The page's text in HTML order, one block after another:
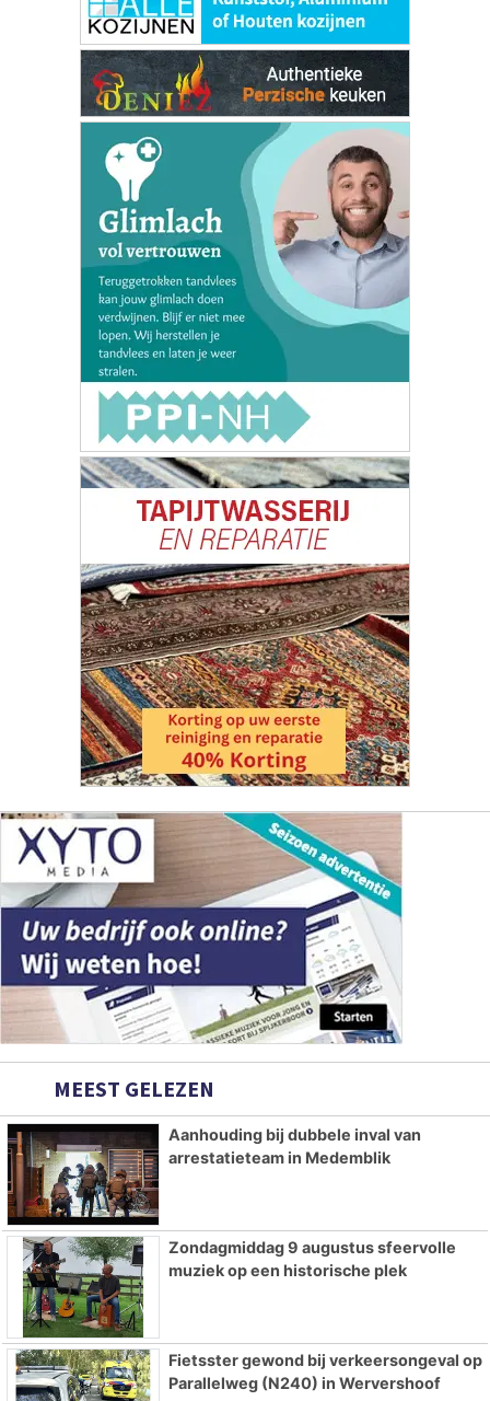
MEEST GELEZEN
Aanhouding bij dubbele inval van
arrestatieteam in Medemblik
Zondagmiddag 9 augustus sfeervolle
muziek op een historische plek
Fietsster gewond bij verkeersongeval op
Parallelweg (N240) in Wervershoof